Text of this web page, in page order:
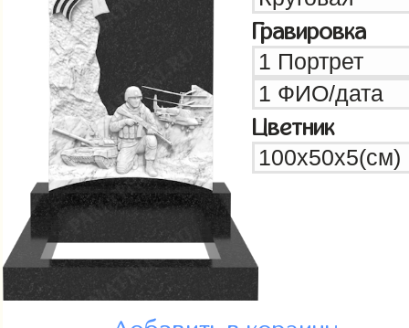
Гравировка
Цветник